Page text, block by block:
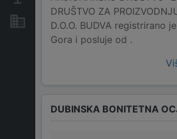
Nekretnine i imovina
DRUŠTVO ZA
D.O.O. BUDVA registrirano
Gora i posluje od .
DUBINSKA BONITETNA